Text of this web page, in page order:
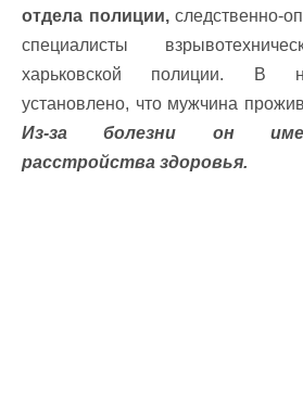
отдела полиции,следственно-
специалисты
харьковской полиции. В
установлено, что мужчина
Из-за болезни он
расстройства здоровья.